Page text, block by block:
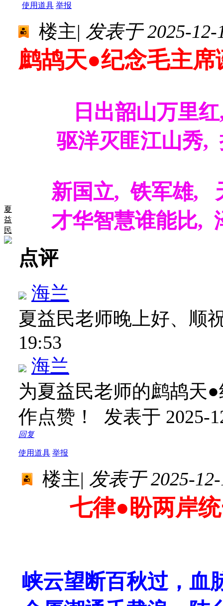
使用道具 举报
夏
益
民
楼主| 发表于 2025-12-
鹧鸪天●纪念毛主席
日出韶山万里
驱洋灭匪江山秀,
新国立, 铁军雄,
才华智慧谁能比,
点评
海兰
夏益民老师晚上好、顺
19:53
海兰
为夏益民老师的鹧鸪天
作点赞！ 发表于 2025-
回复
使用道具 举报
楼主| 发表于 2025-
七律● 盼两岸
峡云望断百秋过，血